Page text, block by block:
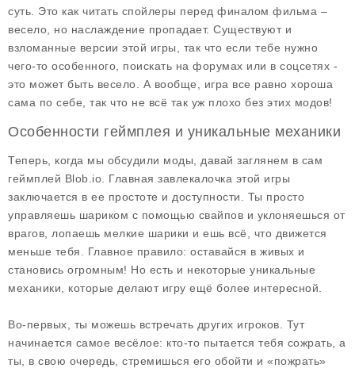
суть. Это как читать спойлеры перед финалом фильма –
весело, но наслаждение пропадает. Существуют и
взломанные версии этой игры, так что если тебе нужно
чего-то особенного, поискать на форумах или в соцсетях -
это может быть весело. А вообще, игра все равно хороша
сама по себе, так что не всё так уж плохо без этих модов!
Особенности геймплея и уникальные механики
Теперь, когда мы обсудили моды, давай заглянем в сам
геймплей Blob.io. Главная завлекалочка этой игры
заключается в ее простоте и доступности. Ты просто
управляешь шариком с помощью свайпов и уклоняешься от
врагов, лопаешь мелкие шарики и ешь всё, что движется
меньше тебя. Главное правило: оставайся в живых и
становись огромным! Но есть и некоторые уникальные
механики, которые делают игру ещё более интересной.
Во-первых, ты можешь встречать других игроков. Тут
начинается самое весёлое: кто-то пытается тебя сожрать, а
ты, в свою очередь, стремишься его обойти и «пожрать»